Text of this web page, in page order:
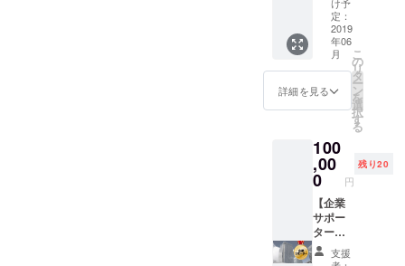
況、会
場の都
合、政
局の情
り、回
数や日
場合が
ござい
ます。
※会場の
都合に
より、
無料開
催のイ
当会運
営メン
バーか
ら適切
な人選
たうえ
で、ご
す。
（以
下、参
考例）
・アド
ボカ
シー活
動にお
員と共
に子育
てを考
えるイ
ベント
3月：
安心で
ために
5月：
男の産
休につ
いて
（予
定）
えして
きまし
た。 ・
このま
ま子育
てしな
いの
か？ ・
ワーク
とライ
フのバ
ランス
に悩ん
でい
き） ②
保育者
アン
ケート
結果報
告レ
ポート
保活ス
トー
リー
PDF
④2019
保育園
ストー
リー
PDF ⑤
け予
定：
2019
年06
月
詳細を見る
こ
の
リ
タ
ー
ン
を
選
択
す
る
100
,00
0 円
残り20
【企業
サポー
ター】
イベン
ト参加
支援